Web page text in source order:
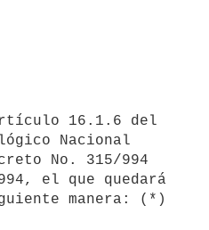
Nacional
No. 315/994
el que quedará